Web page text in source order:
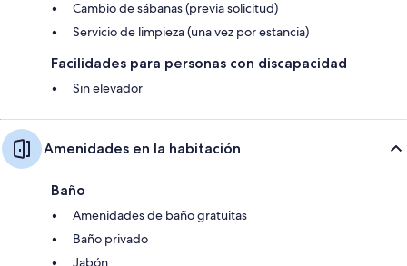
Cambio de sábanas (previa solicitud)
Servicio de limpieza (una vez por estancia)
Facilidades para personas con discapacidad
Sin elevador
Amenidades en la habitación
Baño
Amenidades de baño gratuitas
Baño privado
Jabón